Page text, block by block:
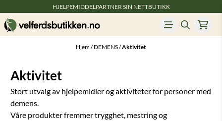
Hopp til innholdHJELPEMIDDELPARTNER SIN NETTBUTIKK
Hjem/DEMENS/Aktivitet
Aktivitet
Stort utvalg av hjelpemidler og aktiviteter for personer med
demens.
Våre produkter fremmer trygghet, mestring og